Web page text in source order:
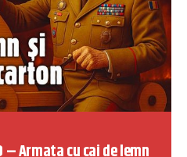
– Armata cu cai de lemn